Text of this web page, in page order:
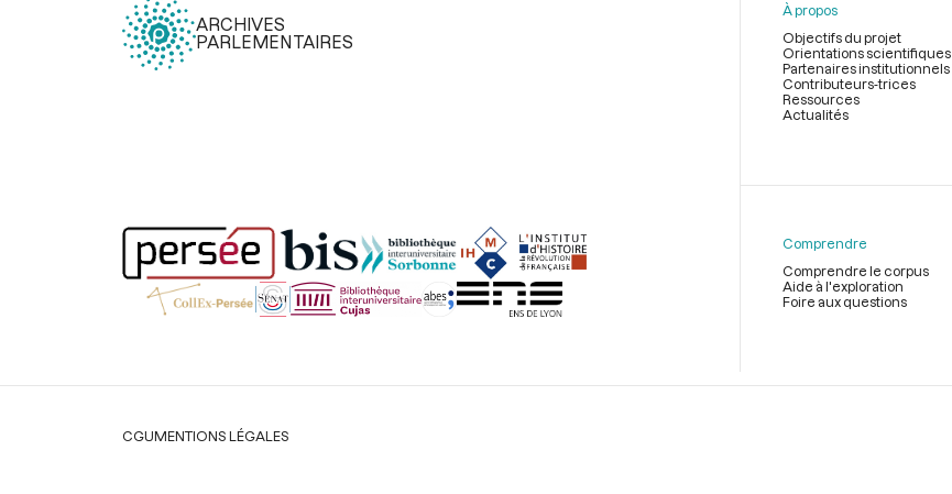
ARCHIVES
PARLEMENTAIRES
page
À propos
Objectifs du projet
Orientations scientifiques
Partenaires institutionnels
Contributeurs-trices
Ressources
Actualités
Comprendre
Comprendre le corpus
Aide à l'exploration
Foire aux questions
Légal
CGUMENTIONS LÉGALES